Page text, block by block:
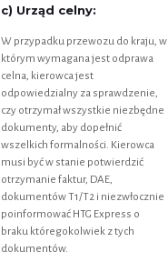
c) Urząd celny:
W przypadku przewozu do kraju, w
którym wymagana jest odprawa
celna, kierowca jest
odpowiedzialny za sprawdzenie,
czy otrzymał wszystkie niezbędne
dokumenty, aby dopełnić
wszelkich formalności. Kierowca
musi być w stanie potwierdzić
otrzymanie faktur, DAE,
dokumentów T1/T2 i niezwłocznie
poinformować HTG Express o
braku któregokolwiek z tych
dokumentów.